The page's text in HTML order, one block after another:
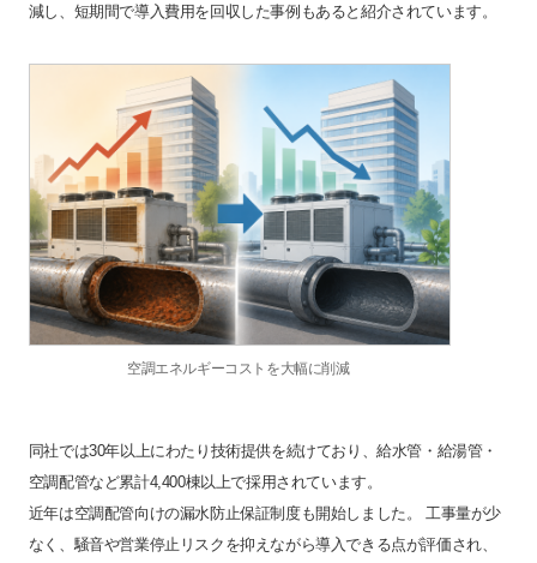
減し、短期間で導入費用を回収した事例もあると紹介されています。
空調エネルギーコストを大幅に削減
同社では30年以上にわたり技術提供を続けており、給水管・給湯管・
空調配管など累計4,400棟以上で採用されています。
近年は空調配管向けの漏水防止保証制度も開始しました。 工事量が少
なく、騒音や営業停止リスクを抑えながら導入できる点が評価され、